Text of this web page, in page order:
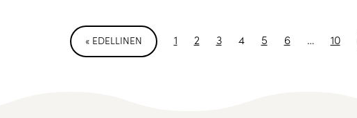
« EDELLINEN 1 2 3 4 5 6 … 10